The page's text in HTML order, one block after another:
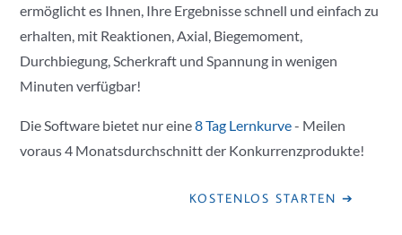
ermöglicht es Ihnen, Ihre Ergebnisse schnell und einfach zu
erhalten, mit Reaktionen, Axial, Biegemoment,
Durchbiegung, Scherkraft und Spannung in wenigen
Minuten verfügbar!
Die Software bietet nur eine8 Tag Lernkurve- Meilen
voraus 4 Monatsdurchschnitt der Konkurrenzprodukte!
KOSTENLOS STARTEN ➔